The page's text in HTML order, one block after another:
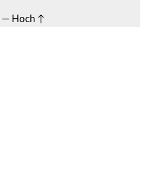
— Hoch ↑